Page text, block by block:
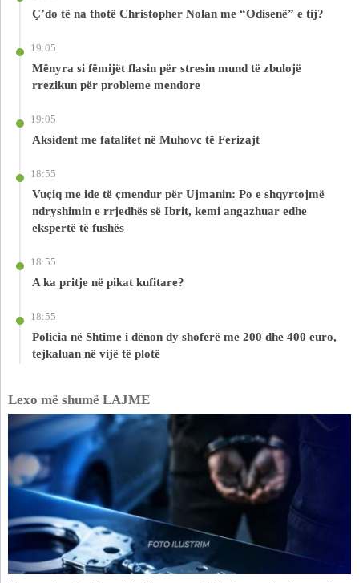
Ç’do të na thotë Christopher Nolan me “Odisenë” e tij?
19:05
Mënyra si fëmijët flasin për stresin mund të zbulojë
rrezikun për probleme mendore
19:05
Aksident me fatalitet në Muhovc të Ferizajt
18:55
Vuçiq me ide të çmendur për Ujmanin: Po e shqyrtojmë
ndryshimin e rrjedhës së Ibrit, kemi angazhuar edhe
ekspertë të fushës
18:55
A ka pritje në pikat kufitare?
18:55
Policia në Shtime i dënon dy shoferë me 200 dhe 400 euro,
tejkaluan në vijë të plotë
Lexo më shumë LAJME